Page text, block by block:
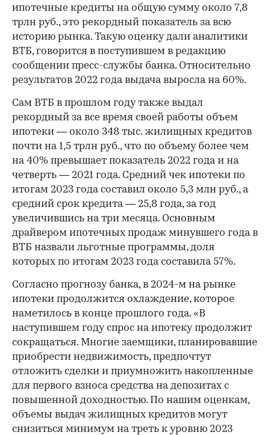
ипотечные кредиты на общую сумму около 7,8
трлн руб., это рекордный показатель за всю
историю рынка. Такую оценку дали аналитики
ВТБ, говорится в поступившем в редакцию
сообщении пресс-службы банка. Относительно
результатов 2022 года выдача выросла на 60%.
Сам ВТБ в прошлом году также выдал
рекордный за все время своей работы объем
ипотеки — около 348 тыс. жилищных кредитов
почти на 1,5 трлн руб., что по объему более чем
на 40% превышает показатель 2022 года и на
четверть — 2021 года. Средний чек ипотеки по
итогам 2023 года составил около 5,3 млн руб., а
средний срок кредита — 25,8 года, за год
увеличившись на три месяца. Основным
драйвером ипотечных продаж минувшего года в
ВТБ назвали льготные программы, доля
которых по итогам 2023 года составила 57%.
Согласно прогнозу банка, в 2024-м на рынке
ипотеки продолжится охлаждение, которое
наметилось в конце прошлого года. «В
наступившем году спрос на ипотеку продолжит
сокращаться. Многие заемщики, планировавшие
приобрести недвижимость, предпочтут
отложить сделки и приумножить накопленные
для первого взноса средства на депозитах с
повышенной доходностью. По нашим оценкам,
объемы выдач жилищных кредитов могут
снизиться минимум на треть к уровню 2023